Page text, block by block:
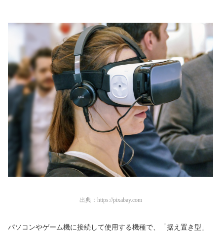
出典： https://pixabay.com
パソコンやゲーム機に接続して使用する機種で、「据え置き型」